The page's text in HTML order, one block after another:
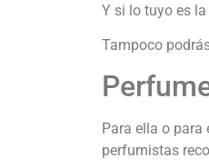
Y si lo tuyo es
Tampoco
Para ella o
perfumistas